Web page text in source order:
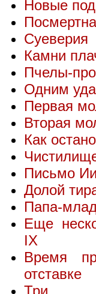
Новые
Суеверия
Камни
Пчелы-
Одним
Первая
Вторая
Как
Письмо
Долой
Папа-
Еще
IX
Время
отставке
Три